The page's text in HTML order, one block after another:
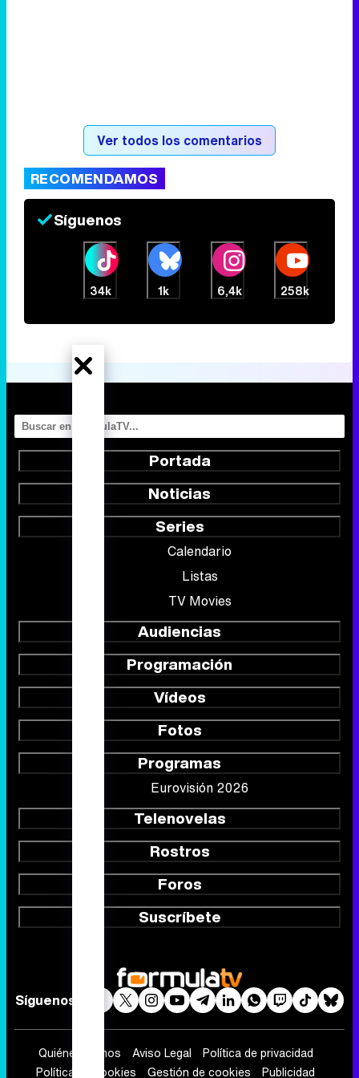
Ver todos los comentarios
RECOMENDAMOS
Síguenos
34k 1k 6,4k 258k
Portada
Noticias
Series
Calendario
Listas
TV Movies
Audiencias
Programación
Vídeos
Fotos
Programas
Eurovisión 2026
Telenovelas
Rostros
Foros
Suscríbete
Síguenos
Quiénes somos Aviso Legal
Política de privacidad
Política de cookies
Gestión de cookies Publicidad